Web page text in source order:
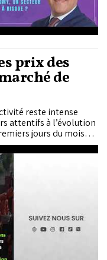
prix des
de
reste intense
attentifs à l’évolution
jours du mois
perçues comme